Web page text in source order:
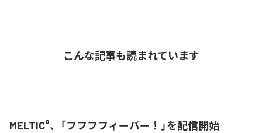
こんな記事も読まれています
MELTIC°、「フフフフィーバー！」を配信開始